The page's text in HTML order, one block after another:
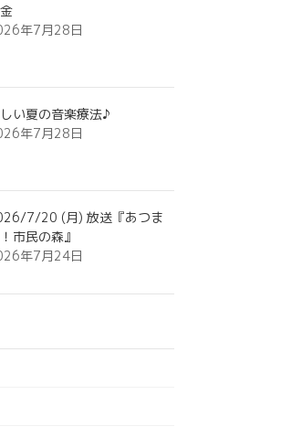
年7月28日
い夏の音楽療法♪
年7月28日
7/20 (月) 放送『あつま
市民の森』
年7月24日